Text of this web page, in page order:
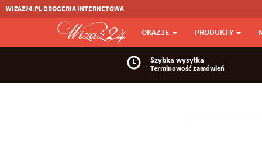
WIZAZ24.PL DROGERIA INTERNETOWA
OKAZJE PRODUKTY
Szybka wysyłka
Terminowość zamówień